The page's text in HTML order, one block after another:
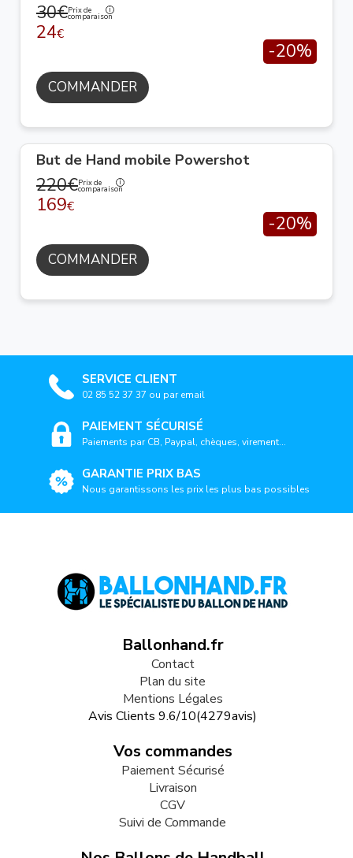
30€Prix de
comparaison
24€
-20%
COMMANDER
But de Hand mobile Powershot
220€Prix de
comparaison
169€
-20%
COMMANDER
SERVICE CLIENT
02 85 52 37 37 ou par email
PAIEMENT SÉCURISÉ
Paiements par CB, Paypal, chèques, virement...
GARANTIE PRIX BAS
Nous garantissons les prix les plus bas possibles
Ballonhand.fr
Contact
Plan du site
Mentions Légales
Avis Clients 9.6/10(4279avis)
Vos commandes
Paiement Sécurisé
Livraison
CGV
Suivi de Commande